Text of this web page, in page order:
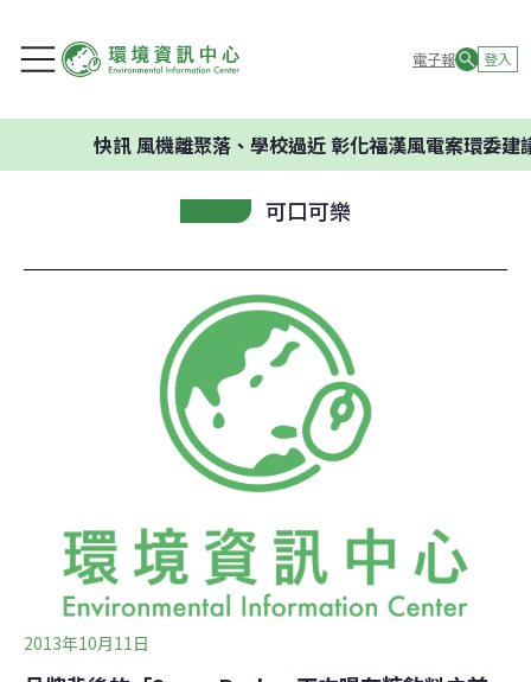
電子報 登入
風機離聚落、學校過近 彰化福漢風電案環委建議不
可口可樂
2013年10月11日